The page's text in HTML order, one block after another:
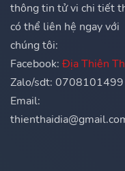
thông tin tử vi chi tiết
có thể liên hệ ngay với
chúng tôi:
Facebook: Địa Thiên
Zalo/sdt: 0708101499
Email: